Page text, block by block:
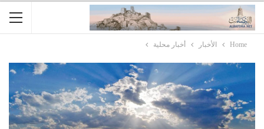
Home الأخبار أخبار محلية